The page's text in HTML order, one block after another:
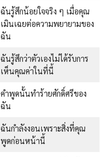
ฉันรู้สึกน้อยใจจริง ๆ เมื่อคุณ
เมินเฉยต่อความพยายามของ
ฉัน
ฉันรู้สึกว่าตัวเองไม่ได้รับการ
เห็นคุณค่าในที่นี้
คำพูดนั้นทำร้ายศักดิ์ศรีของ
ฉัน
ฉันกำลังงอนเพราะสิ่งที่คุณ
พูดก่อนหน้านี้